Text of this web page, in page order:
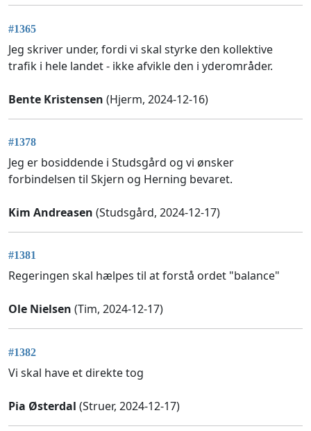
#1365
Jeg skriver under, fordi vi skal styrke den kollektive
trafik i hele landet - ikke afvikle den i yderområder.
Bente Kristensen (Hjerm, 2024-12-16)
#1378
Jeg er bosiddende i Studsgård og vi ønsker
forbindelsen til Skjern og Herning bevaret.
Kim Andreasen (Studsgård, 2024-12-17)
#1381
Regeringen skal hælpes til at forstå ordet "balance"
Ole Nielsen (Tim, 2024-12-17)
#1382
Vi skal have et direkte tog
Pia Østerdal (Struer, 2024-12-17)